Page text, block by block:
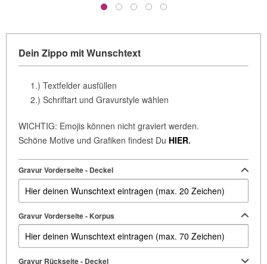
Dein Zippo mit Wunschtext
1.) Textfelder ausfüllen
2.) Schriftart und Gravurstyle wählen
WICHTIG: Emojis können nicht graviert werden.
Schöne Motive und Grafiken findest Du HIER.
Gravur Vorderseite - Deckel
Gravur Vorderseite - Korpus
Gravur Rückseite - Deckel